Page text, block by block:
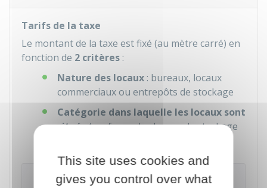
Tarifs de la taxe
Le montant de la taxe est fixé (au mètre carré) en
fonction de 2 critères :
Nature des locaux : bureaux, locaux
commerciaux ou entrepôts de stockage
Catégorie dans laquelle les locaux sont
situés(sauf pour les locaux de stockage
À noter
This site uses cookies and
gives you control over what